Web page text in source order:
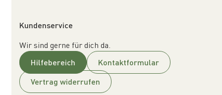
Kundenservice
Wir sind gerne für dich da.
Hilfebereich
Kontaktformular
Vertrag widerrufen